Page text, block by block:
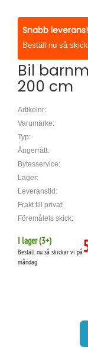
Snabb leverans!
Beställ nu så
Bil
200 cm
Artikelnr:
Varumärke:
Typ:
Ångerrätt:
Bytesservice:
Lager:
Leveranstid:
Frakt till privat:
Föremålets skick:
I lager (3+)
Beställ nu så skickar vi på
måndag